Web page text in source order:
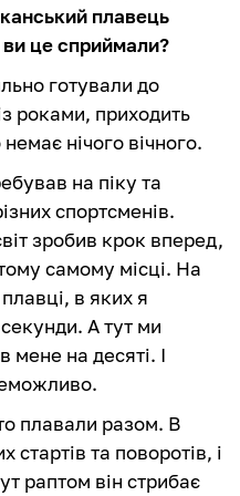
плавець
це сприймали?
готували до
роками, приходить
нічого вічного.
на піку та
спортсменів.
зробив крок вперед,
самому місці. На
в яких я
А тут ми
мене на десяті. І
плавали разом. В
та поворотів, і
раптом він стрибає